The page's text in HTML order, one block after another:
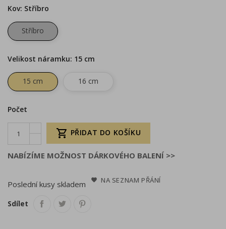
Kov: Stříbro
Stříbro
Velikost náramku: 15 cm
15 cm 16 cm
Počet
 PŘIDAT DO KOŠÍKU
NABÍZÍME MOŽNOST DÁRKOVÉHO BALENÍ >>
Poslední kusy skladem NA SEZNAM PŘÁNÍ
Sdílet